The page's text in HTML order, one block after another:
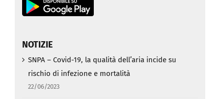
NOTIZIE
SNPA – Covid-19, la qualità dell’aria incide su
rischio di infezione e mortalità
22/06/2023